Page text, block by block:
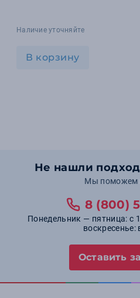
Наличие уточняйте
В корзину
Не нашли
Мы поможем
8 (800)
Понедельник — пятница: с
Оставить